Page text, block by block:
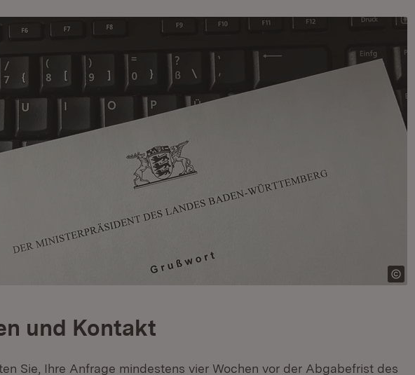
und Kontakt
Sie, Ihre Anfrage mindestens vier Wochen vor der Abgabefrist des